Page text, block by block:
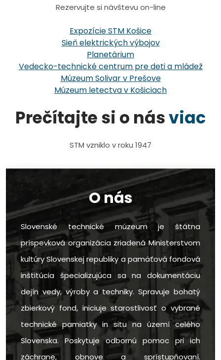
Rezervujte si návštevu on-line
Expozície STM Košice
Sieň elektrických výbojov
Planetárium
Vedecko-technické centrum pre deti a mládež
Múzeum Solivar v Prešove
Múzeum letectva v Košiciach
Prečítajte si o násviac
STM vzniklo v roku 1947
O nás
Slovenské technické múzeum je štátna
príspevková organizácia zriadená Ministerstvom
kultúry Slovenskej republiky a pamäťová fondová
inštitúcia špecializujúca sa na dokumentáciu
dejín vedy, výroby a techniky. Spravuje bohatý
zbierkový fond, iniciuje starostlivosť o vybrané
technické pamiatky in situ na území celého
Slovenska. Poskytuje odbornú pomoc pri ich
záchrane, obnove a sprístupňovaní.